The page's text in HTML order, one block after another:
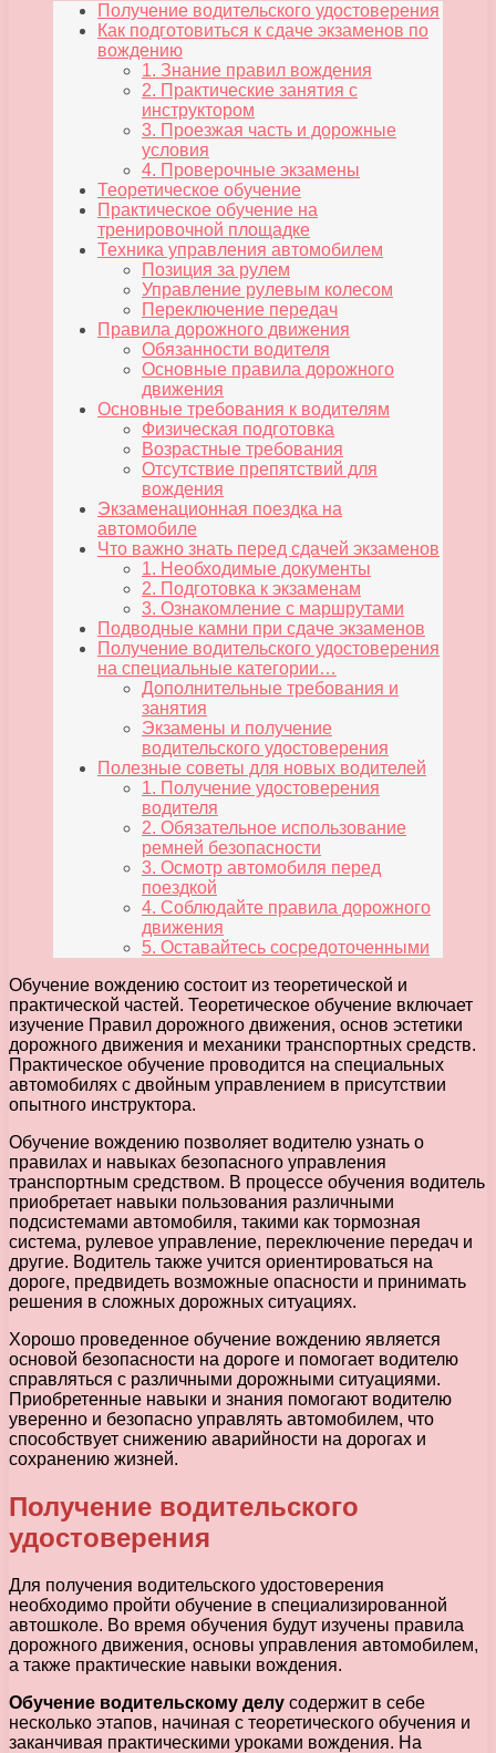
Получение водительского удостоверения
Как подготовиться к сдаче экзаменов по
вождению
1. Знание правил вождения
2. Практические занятия с
инструктором
3. Проезжая часть и дорожные
условия
4. Проверочные экзамены
Теоретическое обучение
Практическое обучение на
тренировочной площадке
Техника управления автомобилем
Позиция за рулем
Управление рулевым колесом
Переключение передач
Правила дорожного движения
Обязанности водителя
Основные правила дорожного
движения
Основные требования к водителям
Физическая подготовка
Возрастные требования
Отсутствие препятствий для
вождения
Экзаменационная поездка на
автомобиле
Что важно знать перед сдачей экзаменов
1. Необходимые документы
2. Подготовка к экзаменам
3. Ознакомление с маршрутами
Подводные камни при сдаче экзаменов
Получение водительского удостоверения
на специальные категории…
Дополнительные требования и
занятия
Экзамены и получение
водительского удостоверения
Полезные советы для новых водителей
1. Получение удостоверения
водителя
2. Обязательное использование
ремней безопасности
3. Осмотр автомобиля перед
поездкой
4. Соблюдайте правила дорожного
движения
5. Оставайтесь сосредоточенными
Обучение вождению состоит из теоретической и
практической частей. Теоретическое обучение включает
изучение Правил дорожного движения, основ эстетики
дорожного движения и механики транспортных средств.
Практическое обучение проводится на специальных
автомобилях с двойным управлением в присутствии
опытного инструктора.
Обучение вождению позволяет водителю узнать о
правилах и навыках безопасного управления
транспортным средством. В процессе обучения водитель
приобретает навыки пользования различными
подсистемами автомобиля, такими как тормозная
система, рулевое управление, переключение передач и
другие. Водитель также учится ориентироваться на
дороге, предвидеть возможные опасности и принимать
решения в сложных дорожных ситуациях.
Хорошо проведенное обучение вождению является
основой безопасности на дороге и помогает водителю
справляться с различными дорожными ситуациями.
Приобретенные навыки и знания помогают водителю
уверенно и безопасно управлять автомобилем, что
способствует снижению аварийности на дорогах и
сохранению жизней.
Получение водительского
удостоверения
Для получения водительского удостоверения
необходимо пройти обучение в специализированной
автошколе. Во время обучения будут изучены правила
дорожного движения, основы управления автомобилем,
а также практические навыки вождения.
Обучение водительскому делу содержит в себе
несколько этапов, начиная с теоретического обучения и
заканчивая практическими уроками вождения. На